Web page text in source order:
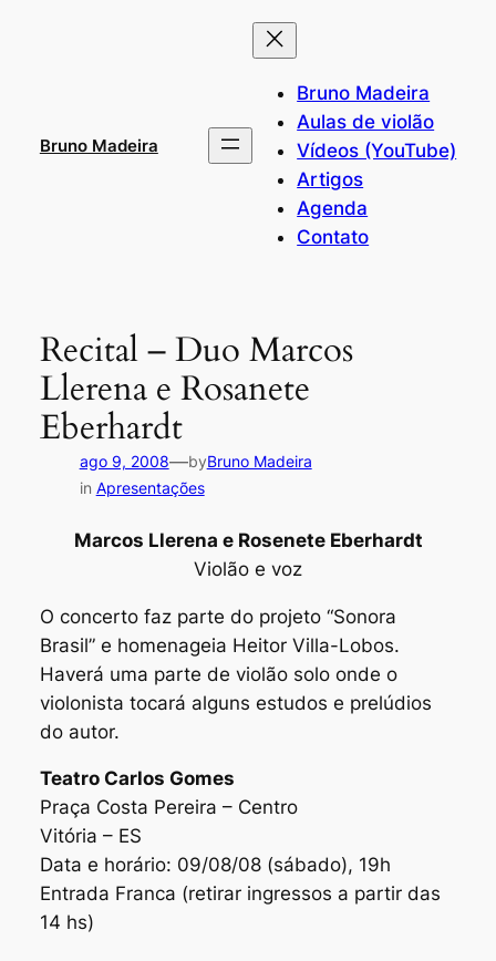
Bruno Madeira
Bruno Madeira
Aulas de violão
Vídeos (YouTube)
Artigos
Agenda
Contato
Recital – Duo Marcos
Llerena e Rosanete
Eberhardt
ago 9, 2008—byBruno Madeira
in Apresentações
Marcos Llerena e Rosenete Eberhardt
Violão e voz
O concerto faz parte do projeto “Sonora
Brasil” e homenageia Heitor Villa-Lobos.
Haverá uma parte de violão solo onde o
violonista tocará alguns estudos e prelúdios
do autor.
Teatro Carlos Gomes
Praça Costa Pereira – Centro
Vitória – ES
Data e horário: 09/08/08 (sábado), 19h
Entrada Franca (retirar ingressos a partir das
14 hs)